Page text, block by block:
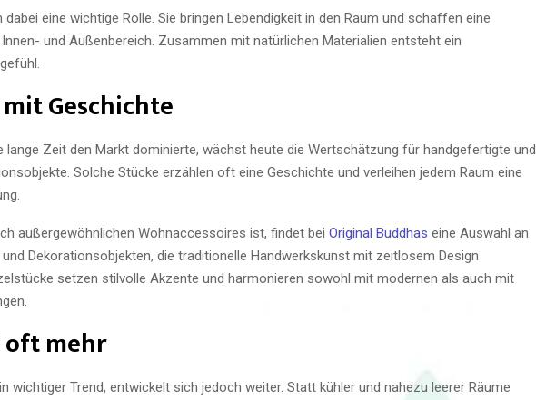
eine wichtige Rolle. Sie bringen Lebendigkeit in den Raum und schaffen eine
und Außenbereich. Zusammen mit natürlichen Materialien entsteht ein
Geschichte
lange Zeit den Markt dominierte, wächst heute die Wertschätzung für handgefertigte und
Solche Stücke erzählen oft eine Geschichte und verleihen jedem Raum eine
außergewöhnlichen Wohnaccessoires ist, findet bei Original Buddhas eine Auswahl an
Dekorationsobjekten, die traditionelle Handwerkskunst mit zeitlosem Design
setzen stilvolle Akzente und harmonieren sowohl mit modernen als auch mit
mehr
wichtiger Trend, entwickelt sich jedoch weiter. Statt kühler und nahezu leerer Räume